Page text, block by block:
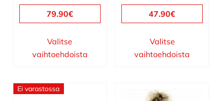
79.90€
Valitse
vaihtoehdoista
sivulla.
47.90€
Valitse
vaihtoehdoista
sivulla.
Ei varastossa